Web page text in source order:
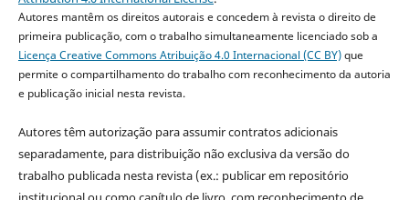
Autores mantêm os direitos autorais e concedem à revista o direito de
primeira publicação, com o trabalho simultaneamente licenciado sob a
Licença Creative Commons Atribuição 4.0 Internacional (CC BY)que
permite o compartilhamento do trabalho com reconhecimento da autoria
e publicação inicial nesta revista.
Autores têm autorização para assumir contratos adicionais
separadamente, para distribuição não exclusiva da versão do
trabalho publicada nesta revista (ex.: publicar em repositório